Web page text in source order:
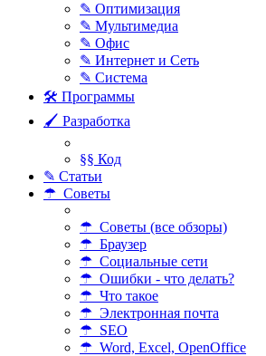
✎ Оптимизация
✎ Мультимедиа
✎ Офис
✎ Интернет и Сеть
✎ Система
🛠 Программы
🖌 Разработка
§§ Код
✎ Статьи
☂ Советы
☂ Советы (все обзоры)
☂ Браузер
☂ Социальные сети
☂ Ошибки - что делать?
☂ Что такое
☂ Электронная почта
☂ SEO
☂ Word, Excel, OpenOffice